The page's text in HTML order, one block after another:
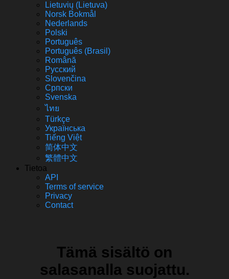
Lietuvių (Lietuva)
‪Norsk Bokmål‬
Nederlands
Polski
Português
Português (Brasil)
Română
Русский
Slovenčina
Српски
Svenska
ไทย
Türkçe
Українська
Tiếng Việt
简体中文
繁體中文
Tietoa
API
Terms of service
Privacy
Contact
Tämä sisältö on
salasanalla suojattu.